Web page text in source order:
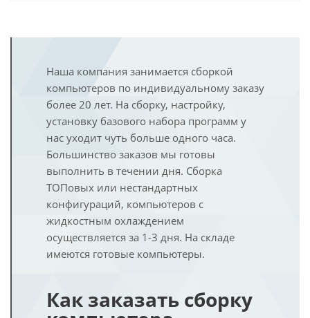
Наша компания занимается сборкой
компьютеров по индивидуальному заказу
более 20 лет. На сборку, настройку,
установку базового набора программ у
нас уходит чуть больше одного часа.
Большинство заказов мы готовы
выполнить в течении дня. Сборка
ТОПовых или нестандартных
конфигураций, компьютеров с
жидкостным охлаждением
осуществляется за 1-3 дня. На складе
имеются готовые компьютеры.
Как заказать сборку